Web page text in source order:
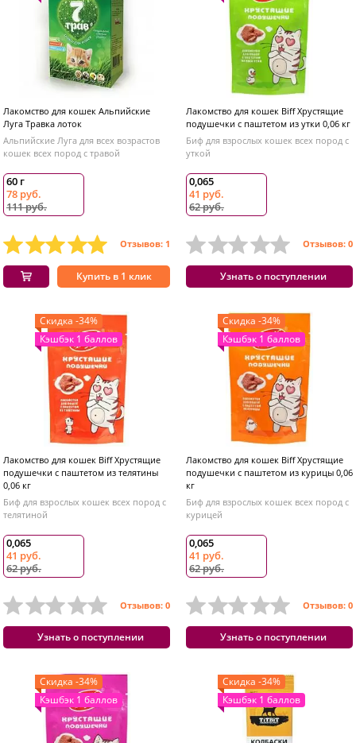
Лакомство для кошек Альпийские
Луга Травка лоток
Альпийские Луга для всех возрастов
кошек всех пород с травой
60 г
78 руб.
111 руб.
Отзывов: 1
Купить в 1 клик
Лакомство для кошек Biff Хрустящие
подушечки с паштетом из утки 0,06 кг
Биф для взрослых кошек всех пород с
уткой
0,065
41 руб.
62 руб.
Отзывов: 0
Узнать о поступлении
Скидка -34%
Кэшбэк 1 баллов
Лакомство для кошек Biff Хрустящие
подушечки с паштетом из телятины
0,06 кг
Биф для взрослых кошек всех пород с
телятиной
0,065
41 руб.
62 руб.
Отзывов: 0
Узнать о поступлении
Скидка -34%
Кэшбэк 1 баллов
Лакомство для кошек Biff Хрустящие
подушечки с паштетом из курицы 0,06
кг
Биф для взрослых кошек всех пород с
курицей
0,065
41 руб.
62 руб.
Отзывов: 0
Узнать о поступлении
Скидка -34%
Кэшбэк 1 баллов
Скидка -34%
Кэшбэк 1 баллов